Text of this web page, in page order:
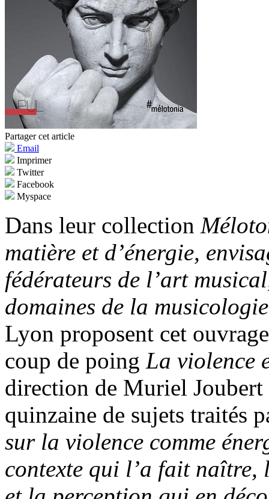
Partager cet article
Email
Imprimer
Twitter
Facebook
Myspace
Dans leur collection
matière et d’énergie,
fédérateurs de l’art
domaines de la musicologie
Lyon proposent cet
coup de poing La violence
direction de Muriel Joubert
quinzaine de sujets traités
sur la violence comme
contexte qui l’a fait naître,